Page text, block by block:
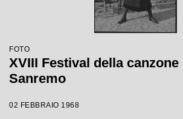
FOTO
XVIII Festival della
Sanremo
02 FEBBRAIO 1968